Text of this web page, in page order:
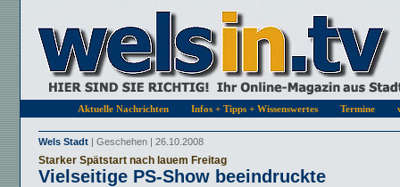
Aktuelle Nachrichten Infos + Tipps + Wissenswertes Termine
Wels Stadt | Geschehen | 26.10.2008
Starker Spätstart nach lauem Freitag
Vielseitige PS-Show beeindruckte